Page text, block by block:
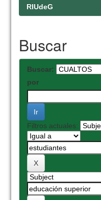
RIUdeG
Buscar
Buscar:
por
Filtros actuales: